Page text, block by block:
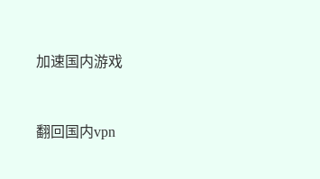
加速国内游戏
翻回国内vpn